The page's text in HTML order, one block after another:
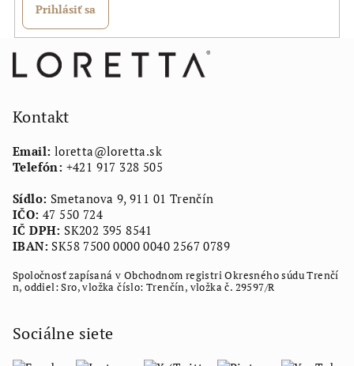
Prihlásiť sa
Kontakt
Email: loretta@loretta.sk
Telefón: +421 917 328 505
Sídlo: Smetanova 9, 911 01 Trenčín
IČO: 47 550 724
IČ DPH: SK202 395 8541
IBAN: SK58 7500 0000 0040 2567 0789
Spoločnosť zapísaná v Obchodnom registri Okresného súdu Trenčí
n, oddiel: Sro, vložka číslo: Trenčín, vložka č. 29597/R
Sociálne siete